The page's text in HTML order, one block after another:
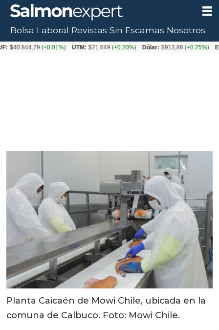
Planta Caicaén de Mowi Chile, ubicada en la
comuna de Calbuco. Foto: Mowi Chile.
Bolsa Laboral Revistas Sin Escamas Nosotros
(+0.01%) UTM: $71.649(+0.20%) Dólar: $913,86(+0.25%) Euro: